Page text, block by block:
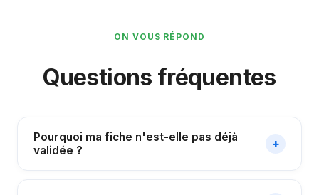
ON VOUS RÉPOND
Questions fréquentes
Pourquoi ma fiche n'est-elle pas déjà
validée ?
+